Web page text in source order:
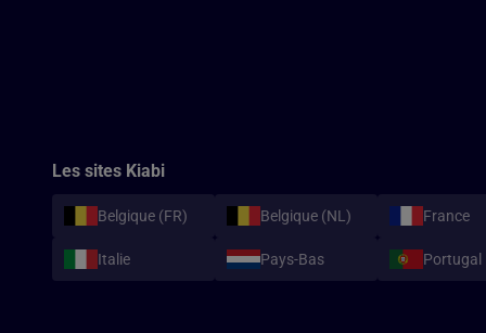
Les sites Kiabi
Belgique (FR) Belgique (NL) France
Italie Pays-Bas Portugal